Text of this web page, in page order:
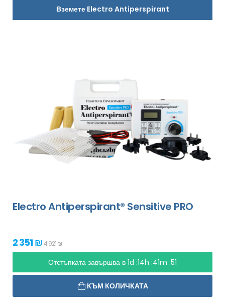
Вземете Electro Antiperspirant
Electro Antiperspirant® Sensitive PRO
2 351 ₪4 921 ₪
Отстъпката завършва в 1d :14h :41m :49
КЪМ КОЛИЧКАТА